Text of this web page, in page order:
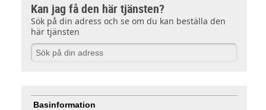
Kan jag få den här tjänsten?
Sök på din adress och se om du kan beställa den
här tjänsten
Basinformation